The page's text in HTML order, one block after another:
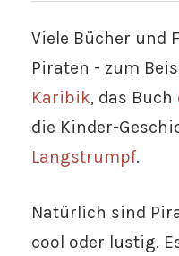
Viele Bücher und
Piraten - zum
Karibik, das Buch
die Kinder-
Langstrumpf.
Natürlich sind
cool oder lustig.